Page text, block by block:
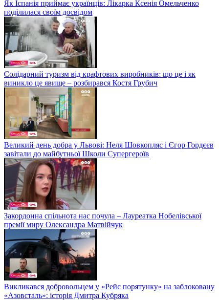
Як Іспанія приймає українців: Лікарка Ксенія Омельченко
поділилася своїм досвідом
Солідарний туризм від крафтових виробників: що це і як
виникло це явище – розбирався Костя Грубич
Великий день добра у Львові: Неля Шовкопляс і Єгор Гордєєв
завітали до майбутньої Школи Супергероїв
Закордонна спільнота нас почула – Лауреатка Нобелівської
премії миру Олександра Матвійчук
Викликався добровольцем у «Рейс порятунку» на заблоковану
«Азовсталь»: історія Дмитра Кубряка